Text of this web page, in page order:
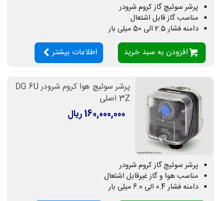
پرشر سوئیچ گاز کروم شرودر
مناسب گاز قابل اشتعال
دامنه فشار 2.5 الی 50 میلی بار
افزودن به سبد خرید اطلاعات بیشتر
پرشر سوئیچ هوا کروم شرودر DG 6U
3Z اصلی
160,000,000 ریال
پرشر سوئیچ گاز کروم شرودر
مناسب هوا و گاز غیرقابل اشتعال
دامنه فشار 0.4 الی 6.0 میلی بار